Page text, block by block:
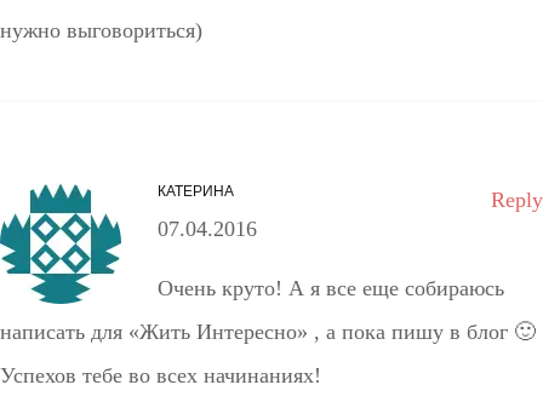
нужно выговориться)
КАТЕРИНА
07.04.2016
Очень круто! А я все еще собираюсь
написать для «Жить Интересно» , а пока пишу в блог 🙂
Успехов тебе во всех начинаниях!
Reply